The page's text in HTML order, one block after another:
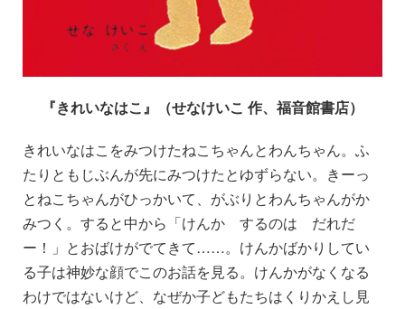
『きれいなはこ』（せなけいこ 作、福音館書店）
きれいなはこをみつけたねこちゃんとわんちゃん。ふ
たりともじぶんが先にみつけたとゆずらない。きーっ
とねこちゃんがひっかいて、がぶりとわんちゃんがか
みつく。すると中から「けんか するのは だれだ
ー！」とおばけがでてきて……。けんかばかりしてい
る子は神妙な顔でこのお話を見る。けんかがなくなる
わけではないけど、なぜか子どもたちはくりかえし見